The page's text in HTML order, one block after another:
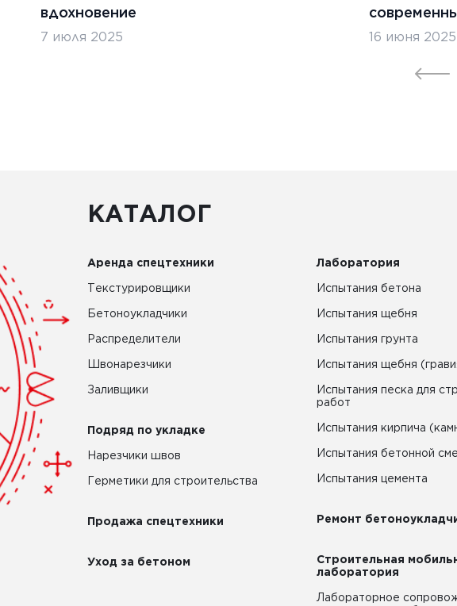
вдохновение
7 июля 2025 16 июня 2025
КАТАЛОГ
Аренда спецтехники
Текстурировщики
Бетоноукладчики
Распределители
Швонарезчики
Заливщики
Подряд по укладке
Нарезчики швов
Герметики для строительства
Продажа спецтехники
Уход за бетоном
Лаборатория
Испытания бетона
Испытания щебня
Испытания грунта
Испытания щебня
Испытания песка для
работ
Испытания кирпича
Испытания бетонной
Испытания цемента
Ремонт
Строительная
лаборатория
Лабораторное